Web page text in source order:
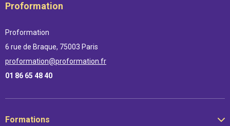
Proformation
Proformation
6 rue de Braque, 75003 Paris
proformation@proformation.fr
01 86 65 48 40
Formations